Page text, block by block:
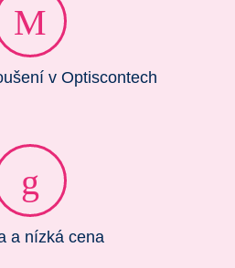
v Optiscontech
a nízká cena